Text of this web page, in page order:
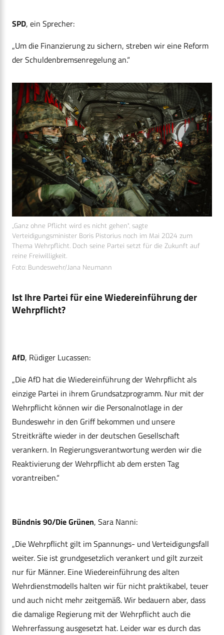
SPD, ein Sprecher:
„Um die Finanzierung zu sichern, streben wir eine Reform
der Schuldenbremsenregelung an.“
„Ganz ohne Pflicht wird es nicht gehen“, sagte
Verteidigungsminister Boris Pistorius noch im Mai 2024 zum
Thema Wehrpflicht. Doch seine Partei setzt für die Zukunft auf
reine Freiwilligkeit.
Foto: Bundeswehr/Jana Neumann
Ist Ihre Partei für eine Wiedereinführung der
Wehrpflicht?
AfD, Rüdiger Lucassen:
„Die AfD hat die Wiedereinführung der Wehrpflicht als
einzige Partei in ihrem Grundsatzprogramm. Nur mit der
Wehrpflicht können wir die Personalnotlage in der
Bundeswehr in den Griff bekommen und unsere
Streitkräfte wieder in der deutschen Gesellschaft
verankern. In Regierungsverantwortung werden wir die
Reaktivierung der Wehrpflicht ab dem ersten Tag
vorantreiben.“
Bündnis 90/Die Grünen, Sara Nanni:
„Die Wehrpflicht gilt im Spannungs- und Verteidigungsfall
weiter. Sie ist grundgesetzlich verankert und gilt zurzeit
nur für Männer. Eine Wiedereinführung des alten
Wehrdienstmodells halten wir für nicht praktikabel, teuer
und auch nicht mehr zeitgemäß. Wir bedauern aber, dass
die damalige Regierung mit der Wehrpflicht auch die
Wehrerfassung ausgesetzt hat. Leider war es durch das